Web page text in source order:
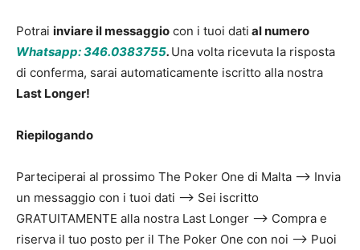
Potrai inviare il messaggio con i tuoi dati al numero
Whatsapp: 346.0383755. Una volta ricevuta la risposta
di conferma, sarai automaticamente iscritto alla nostra
Last Longer!
Riepilogando
Parteciperai al prossimo The Poker One di Malta —-> Invia
un messaggio con i tuoi dati —-> Sei iscritto
GRATUITAMENTE alla nostra Last Longer —> Compra e
riserva il tuo posto per il The Poker One con noi —> Puoi